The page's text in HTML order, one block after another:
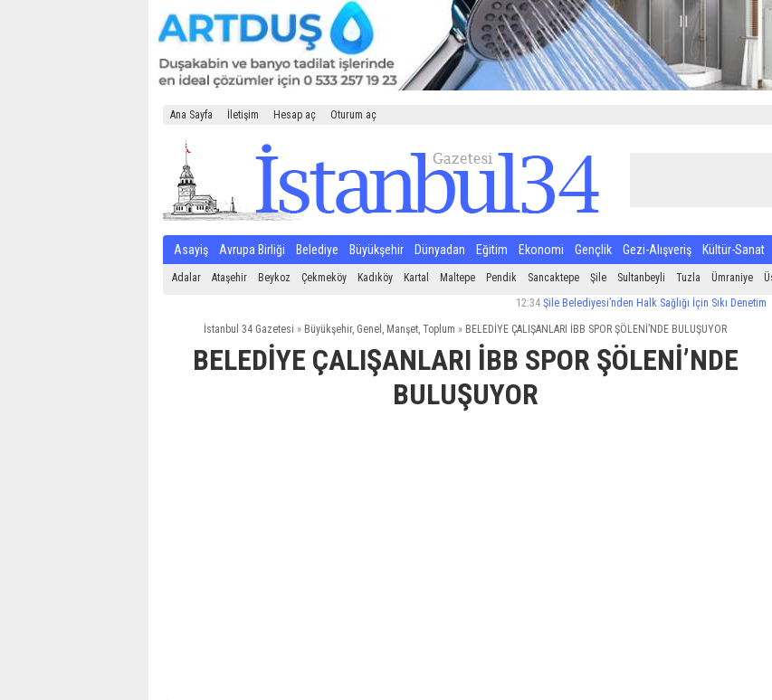
Ana Sayfa İletişim Hesap aç Oturum aç
Asayiş Avrupa Birliği Belediye Büyükşehir Dünyadan Eğitim Ekonomi Gençlik Gezi-Alışveriş Kültür-Sanat
Adalar Ataşehir Beykoz Çekmeköy Kadıköy Kartal Maltepe Pendik Sancaktepe Şile Sultanbeyli Tuzla Ümraniye
Şile Belediyesi’nden Halk Sağlığı İçin Sıkı Denetim 12:29
İstanbul 34 Gazetesi » Büyükşehir, Genel , Manşet, Toplum » BELEDİYE ÇALIŞANLARI İBB SPOR ŞÖLENİ’NDE BULUŞUYOR
BELEDİYE ÇALIŞANLARI İBB SPOR ŞÖLENİ’NDE
BULUŞUYOR